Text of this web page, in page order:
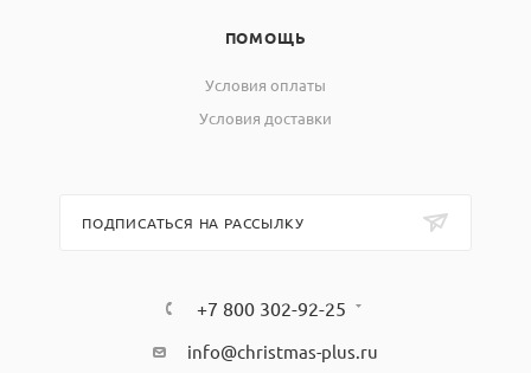
ПОМОЩЬ
Условия оплаты
Условия доставки
ПОДПИСАТЬСЯ НА РАССЫЛКУ
+7 800 302-92-25
info@christmas-plus.ru